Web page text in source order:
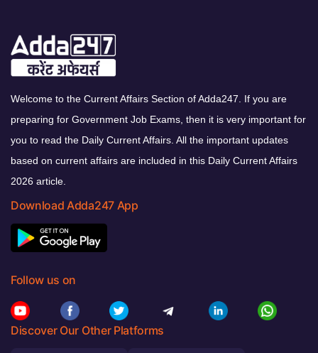
Welcome to the Current Affairs Section of Adda247. If you are
preparing for Government Job Exams, then it is very important for
you to read the Daily Current Affairs. All the important updates
based on current affairs are included in this Daily Current Affairs
2026 article.
Download Adda247 App
Follow us on
Discover Our Other Platforms